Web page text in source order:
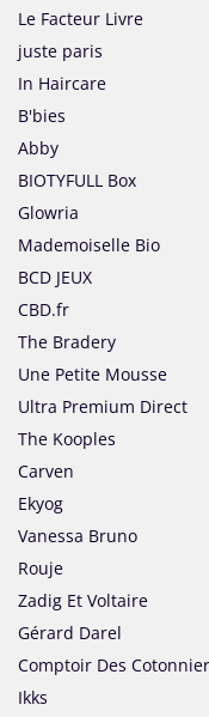
Le Facteur Livre
juste paris
In Haircare
B'bies
Abby
BIOTYFULL Box
Glowria
Mademoiselle Bio
BCD JEUX
CBD.fr
The Bradery
Une Petite Mousse
Ultra Premium Direct
The Kooples
Carven
Ekyog
Vanessa Bruno
Rouje
Zadig Et Voltaire
Gérard Darel
Comptoir Des
Ikks